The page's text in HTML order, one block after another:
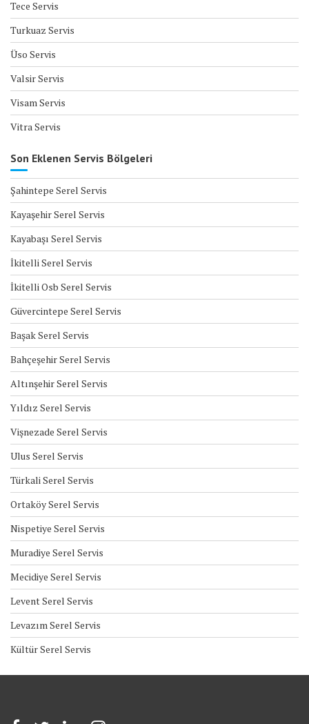
Tece Servis
Turkuaz Servis
Üso Servis
Valsir Servis
Visam Servis
Vitra Servis
Son Eklenen Servis Bölgeleri
Şahintepe Serel Servis
Kayaşehir Serel Servis
Kayabaşı Serel Servis
İkitelli Serel Servis
İkitelli Osb Serel Servis
Güvercintepe Serel Servis
Başak Serel Servis
Bahçeşehir Serel Servis
Altınşehir Serel Servis
Yıldız Serel Servis
Vişnezade Serel Servis
Ulus Serel Servis
Türkali Serel Servis
Ortaköy Serel Servis
Nispetiye Serel Servis
Muradiye Serel Servis
Mecidiye Serel Servis
Levent Serel Servis
Levazım Serel Servis
Kültür Serel Servis